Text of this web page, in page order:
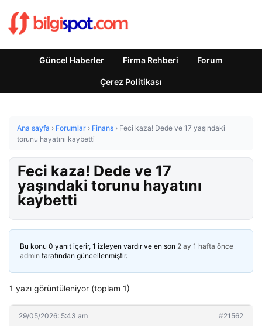
Güncel Haberler Firma Rehberi Forum
Çerez Politikası
Ana sayfa › Forumlar › Finans › Feci kaza! Dede ve 17 yaşındaki
torunu hayatını kaybetti
Feci kaza! Dede ve 17
yaşındaki torunu hayatını
kaybetti
Bu konu 0 yanıt içerir, 1 izleyen vardır ve en son 2 ay 1 hafta önce
admin tarafından güncellenmiştir.
1 yazı görüntüleniyor (toplam 1)
29/05/2026: 5:43 am #21562